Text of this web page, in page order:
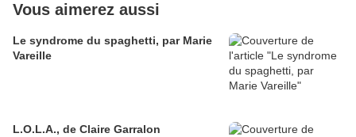
Vous aimerez aussi
Le syndrome du spaghetti, par Marie
Vareille
L.O.L.A., de Claire Garralon